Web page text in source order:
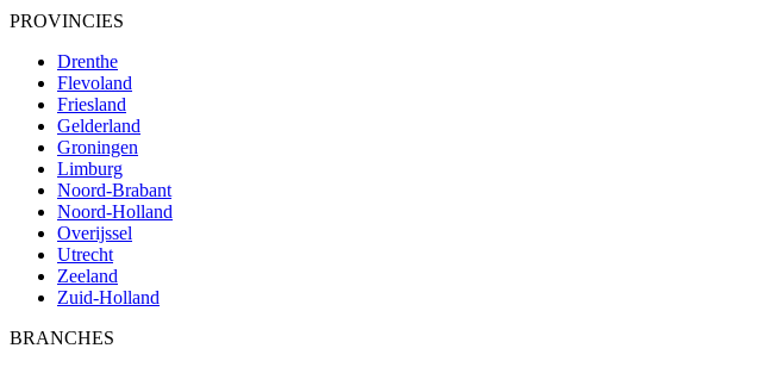
PROVINCIES
Drenthe
Flevoland
Friesland
Gelderland
Groningen
Limburg
Noord-Brabant
Noord-Holland
Overijssel
Utrecht
Zeeland
Zuid-Holland
BRANCHES